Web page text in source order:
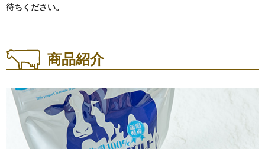
ご自宅用
ギフト・詰め合わせ
プチギフト
待ちください。
商品紹介